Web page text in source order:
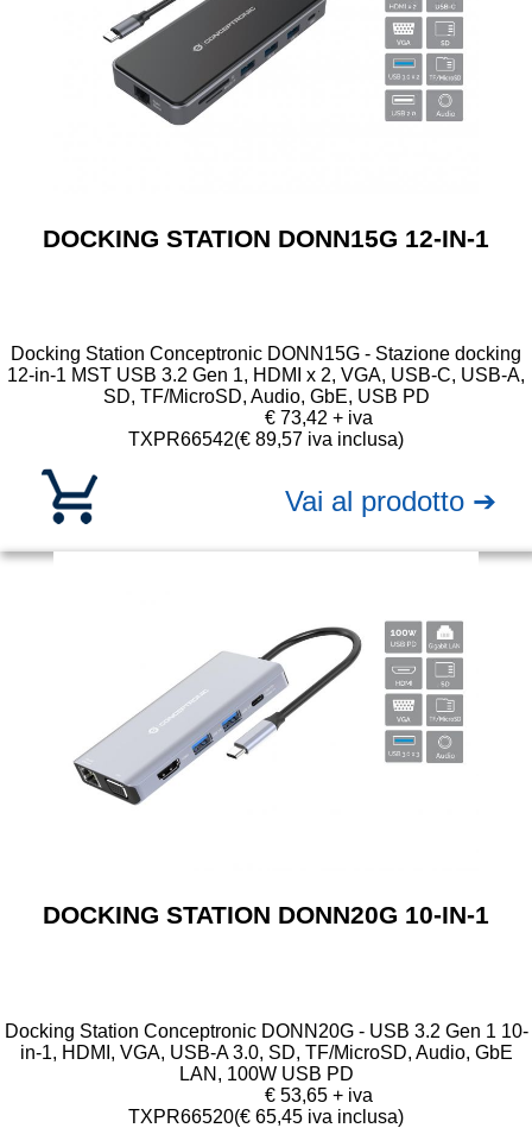
DOCKING STATION DONN15G 12-IN-1
Docking Station Conceptronic DONN15G - Stazione docking
12-in-1 MST USB 3.2 Gen 1, HDMI x 2, VGA, USB-C, USB-A,
SD, TF/MicroSD, Audio, GbE, USB PD
TXPR66542
€ 73,42 + iva
(€ 89,57 iva inclusa)
Vai al prodotto ➔
DOCKING STATION DONN20G 10-IN-1
Docking Station Conceptronic DONN20G - USB 3.2 Gen 1 10-
in-1, HDMI, VGA, USB-A 3.0, SD, TF/MicroSD, Audio, GbE
LAN, 100W USB PD
TXPR66520
€ 53,65 + iva
(€ 65,45 iva inclusa)